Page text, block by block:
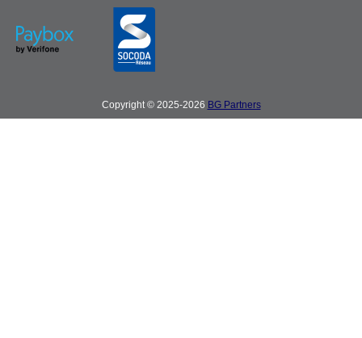
Copyright © 2025-2026 BG Partners